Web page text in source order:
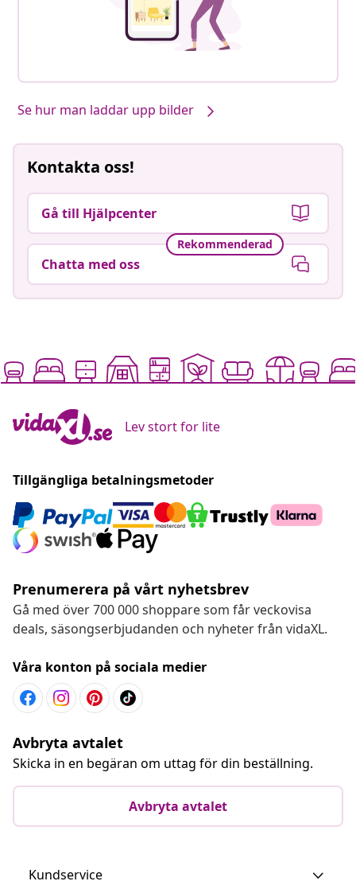
Se hur man laddar upp bilder
Kontakta oss!
Gå till Hjälpcenter
Rekommenderad
Chatta med oss
Lev stort for lite
Tillgängliga betalningsmetoder
Prenumerera på vårt nyhetsbrev
Gå med över 700 000 shoppare som får veckovisa
deals, säsongserbjudanden och nyheter från vidaXL.
Våra konton på sociala medier
Avbryta avtalet
Skicka in en begäran om uttag för din beställning.
Avbryta avtalet
Kundservice